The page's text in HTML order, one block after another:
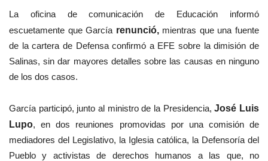
La oficina de comunicación de Educación informó
escuetamente que García renunció,mientras que una fuente
de la cartera de Defensa confirmó a EFE sobre la dimisión de
Salinas, sin dar mayores detalles sobre las causas en ninguno
de los dos casos.
García participó, junto al ministro de la Presidencia, José Luis
Lupo, en dos reuniones promovidas por una comisión de
mediadores del Legislativo, la Iglesia católica, la Defensoría del
Pueblo y activistas de derechos humanos a las que, no